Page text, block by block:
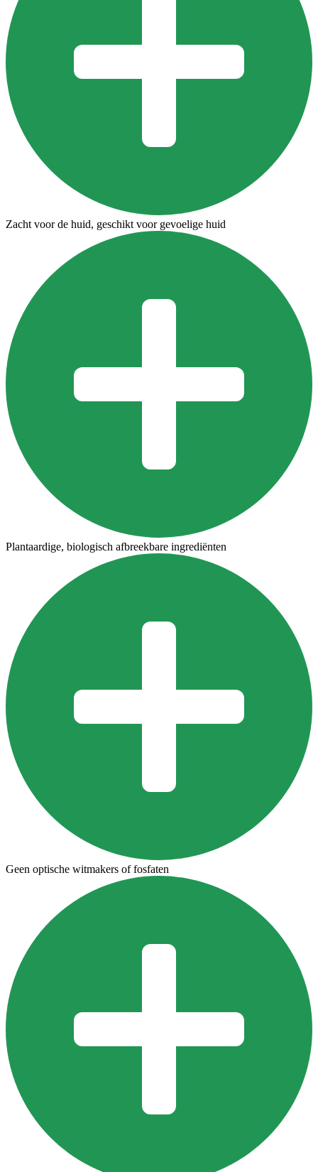
Zacht voor de huid, geschikt voor gevoelige huid
Plantaardige, biologisch afbreekbare ingrediënten
Geen optische witmakers of fosfaten